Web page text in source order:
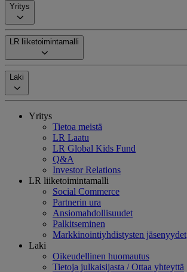
Yritys
LR liiketoimintamalli
Laki
Yritys
Tietoa meistä
LR Laatu
LR Global Kids Fund
Q&A
Investor Relations
LR liiketoimintamalli
Social Commerce
Partnerin ura
Ansiomahdollisuudet
Palkitseminen
Markkinointiyhdistysten jäsenyydet
Laki
Oikeudellinen huomautus
Tietoja julkaisijasta / Ottaa yhteyttä